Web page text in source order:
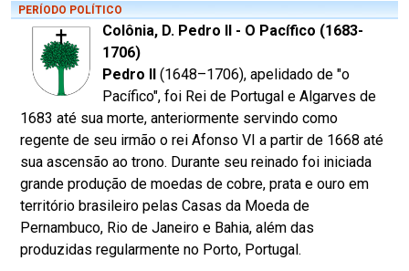
PERÍODO POLÍTICO
Colônia, D. Pedro II - O Pacífico (1683-
1706)
Pedro II (1648–1706), apelidado de "o
Pacífico", foi Rei de Portugal e Algarves de
1683 até sua morte, anteriormente servindo como
regente de seu irmão o rei Afonso VI a partir de 1668 até
sua ascensão ao trono. Durante seu reinado foi iniciada
grande produção de moedas de cobre, prata e ouro em
território brasileiro pelas Casas da Moeda de
Pernambuco, Rio de Janeiro e Bahia, além das
produzidas regularmente no Porto, Portugal.